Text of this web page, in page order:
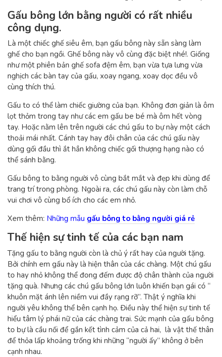
Gấu bông lớn bằng người có rất nhiều
công dụng.
Là một chiếc ghế siêu êm, bạn gấu bông này sẵn sàng làm
ghế cho bạn ngồi. Ghế bông này vô cùng đặc biệt nhé!. Giống
như một phiên bản ghế sofa đệm êm, bạn vừa tựa lưng vừa
nghịch các bàn tay của gấu, xoay ngang, xoay dọc đều vô
cùng thích thú.
Gấu to có thể làm chiếc giường của bạn. Không đơn giản là ôm
lọt thỏm trong tay như các em gấu be bé mà ôm hết vòng
tay. Hoặc nằm lên trên người các chú gấu to bự này một cách
thoải mái nhất. Cánh tay hay đôi chân của các chú gấu này
dùng gối đầu thì ắt hẳn không chiếc gối thượng hạng nào có
thể sánh bằng.
Gấu bông to bằng người vô cùng bắt mắt và đẹp khi dùng để
trang trí trong phòng. Ngoài ra, các chú gấu này còn làm chỗ
vui chơi vô cùng bổ ích cho các em nhỏ.
Xem thêm: Những mẫu gấu bông to bằng người giá rẻ
Thế hiện sự tinh tế của các bạn nam
Tặng gấu to bằng người còn là chủ ý rất hay của người tặng.
Bởi chính em gấu này là hiện thân của các chàng. Một chú gấu
to hay nhỏ không thể đong đếm được độ chân thành của người
tặng quà. Nhưng các chú gấu bông lớn luôn khiến bạn gái có “
khuôn mặt ánh lên niềm vui đầy rạng rỡ”. Thật ý nghĩa khi
người yêu không thể bên cạnh họ. Điều này thể hiện sự tinh tế
hiểu tâm lý phái nữ của các chàng trai. Sức mạnh của gấu bông
to bự là cầu nối để gắn kết tình cảm của cả hai, là vật thế thân
để thỏa lấp khoảng trống khi những “người ấy” không ở bên
cạnh nhau.